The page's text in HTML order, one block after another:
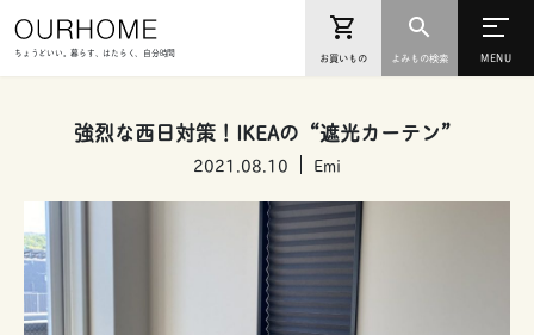
ちょうどいい。暮らす、はたらく、自分時間
強烈な西日対策！IKEAの“遮光カーテン”
2021.08.10 Emi
お買いもの よみもの検索